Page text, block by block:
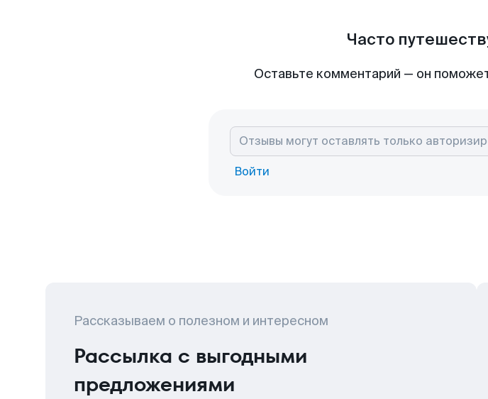
Часто
Оставьте комментарий — он
Войти
Рассказываем о полезном и интересном
Рассылка с выгодными
предложениями